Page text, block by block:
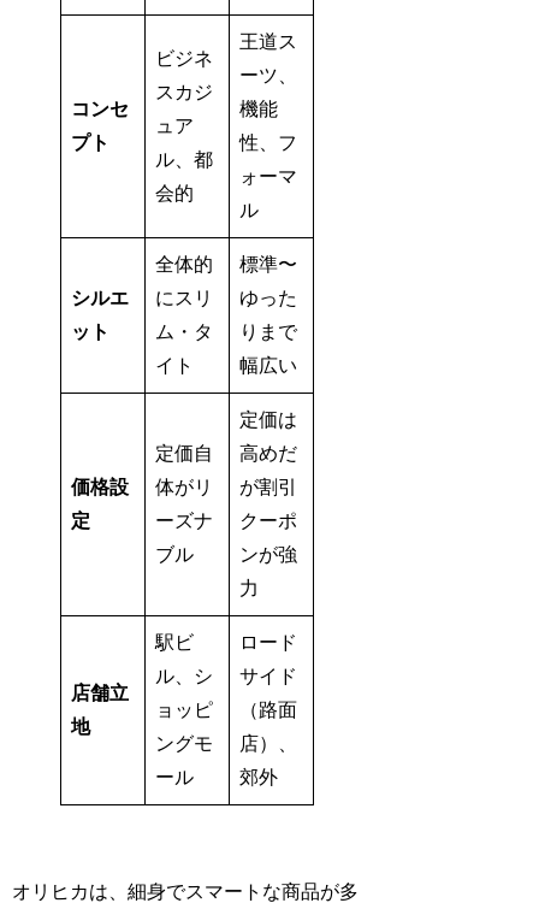
コンセ
プト
ビジネ
スカジ
ュア
ル、都
会的
王道ス
ーツ、
機能
性、フ
ォーマ
ル
シルエ
ット
全体的
にスリ
ム・タ
イト
標準〜
ゆった
りまで
幅広い
価格設
定
定価自
体がリ
ーズナ
ブル
定価は
高めだ
が割引
クーポ
ンが強
力
店舗立
地
駅ビ
ル、シ
ョッピ
ングモ
ール
ロード
サイド
（路面
店）、
郊外
オリヒカは、細身でスマートな商品が多